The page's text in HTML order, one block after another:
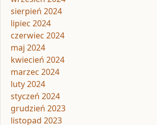
sierpień 2024
lipiec 2024
czerwiec 2024
maj 2024
kwiecień 2024
marzec 2024
luty 2024
styczeń 2024
grudzień 2023
listopad 2023